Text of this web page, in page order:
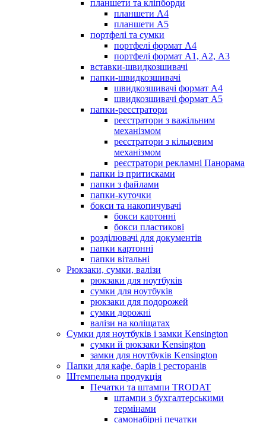
планшети та кліпборди
планшети А4
планшети А5
портфелі та сумки
портфелі формат А4
портфелі формат А1, А2, А3
вставки-швидкозшивачі
папки-швидкозшивачі
швидкозшивачі формат А4
швидкозшивачі формат А5
папки-реєстратори
реєстратори з важільним
механізмом
реєстратори з кільцевим
механізмом
реєстратори рекламні Панорама
папки із притисками
папки з файлами
папки-куточки
бокси та накопичувачі
бокси картонні
бокси пластикові
розділювачі для документів
папки картонні
папки вітальні
Рюкзаки, сумки, валізи
рюкзаки для ноутбуків
сумки для ноутбуків
рюкзаки для подорожей
сумки дорожні
валізи на коліщатах
Сумки для ноутбуків і замки Kensington
сумки й рюкзаки Kensington
замки для ноутбуків Kensington
Папки для кафе, барів і ресторанів
Штемпельна продукція
Печатки та штампи TRODAT
штампи з бухгалтерськими
термінами
самонабірні печатки